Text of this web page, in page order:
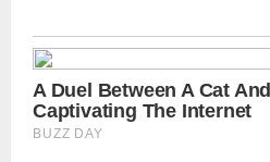
at
s
A
p
ce
b
o
s
a
g
py
Li
n
tt